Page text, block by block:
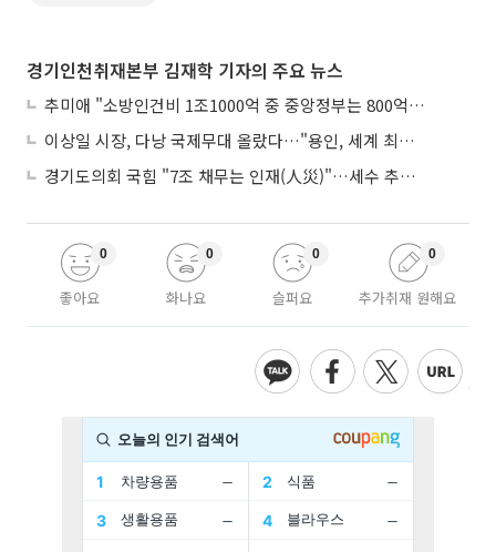
경기인천취재본부 김재학 기자의 주요 뉴스
추미애 "소방인건비 1조1000억 중 중앙정부는 800억뿐"
이상일 시장, 다낭 국제무대 올랐다…"용인, 세계 최대 반도체 도시 된다"
경기도의회 국힘 "7조 채무는 인재(人災)"…세수 추계 조작 의혹 제기
좋아요
0
화나요
0
슬퍼요
0
추가취재 원해요
0